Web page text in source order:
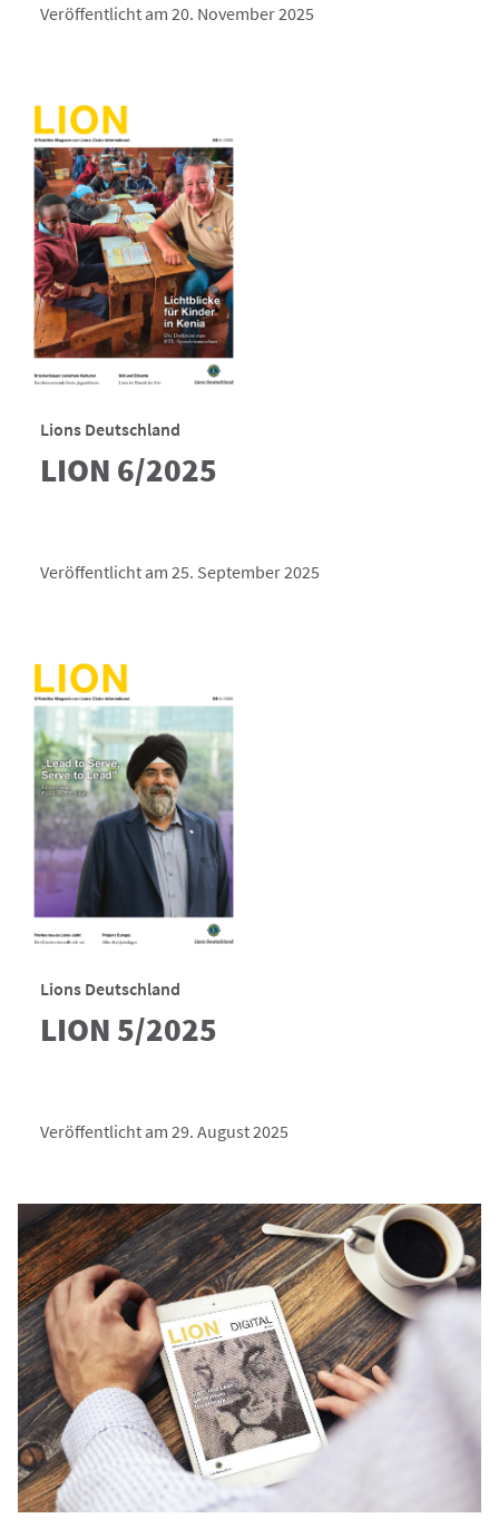
Veröffentlicht am 20. November 2025
Lions Deutschland
LION 6/2025
Veröffentlicht am 25. September 2025
Lions Deutschland
LION 5/2025
Veröffentlicht am 29. August 2025